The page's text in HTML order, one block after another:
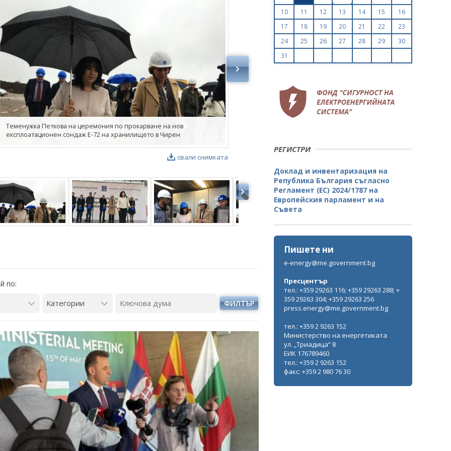
България заяви
роля в проектната
Кирил Темелков: България заяви
водещата си роля в проектната
свали снимката
Теменужка Петкова на церемония по прокарване на нов
експлоатационен сондаж Е-72 на хранилището в Чирен
по:
ФИЛТЪР
10
11 12 13 14 15
16
17
18 19 20 21 22
23
24
25 26 27 28 29
30
31
РЕГИСТРИ
Доклад и инвентаризация на
Република България съгласно
Регламент (ЕС) 2024/1787 на
Европейския парламент и на
Съвета
Пишете ни
e-energy@me.government.bg
Пресцентър
тел.: +359 29263 116; +359 29263 288; +
359 29263 304; +359 29263 256
press.energy@me.government.bg
тел.: +359 2 9263 152
Министерство на енергетиката
ул. „Триадица“ 8
ЕИК 176789460
тел.: +359 2 9263 152
факс: +359 2 980 76 30